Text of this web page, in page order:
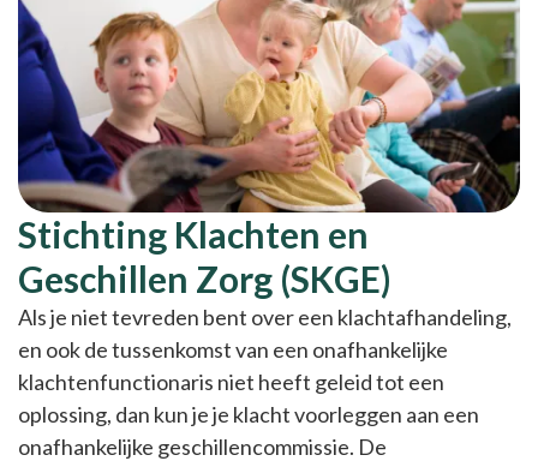
Stichting Klachten en
Geschillen Zorg (SKGE)
Als je niet tevreden bent over een klachtafhandeling,
en ook de tussenkomst van een onafhankelijke
klachtenfunctionaris niet heeft geleid tot een
oplossing, dan kun je je klacht voorleggen aan een
onafhankelijke geschillencommissie. De